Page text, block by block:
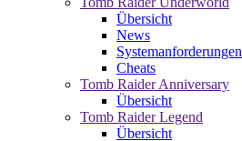
Übersicht
News
Systemanforderungen
Cheats
Tomb Raider Anniversary
Übersicht
Tomb Raider Legend
Übersicht